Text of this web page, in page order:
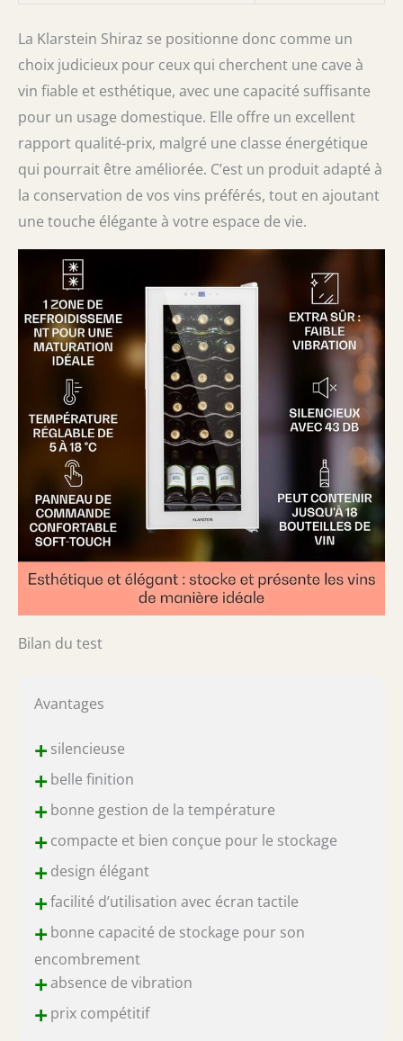
La Klarstein Shiraz se positionne donc comme un
choix judicieux pour ceux qui cherchent une cave à
vin fiable et esthétique, avec une capacité suffisante
pour un usage domestique. Elle offre un excellent
rapport qualité-prix, malgré une classe énergétique
qui pourrait être améliorée. C’est un produit adapté à
la conservation de vos vins préférés, tout en ajoutant
une touche élégante à votre espace de vie.
Bilan du test
Avantages
+silencieuse
+belle finition
+bonne gestion de la température
+compacte et bien conçue pour le stockage
+design élégant
+facilité d’utilisation avec écran tactile
+bonne capacité de stockage pour son
encombrement
+absence de vibration
+prix compétitif